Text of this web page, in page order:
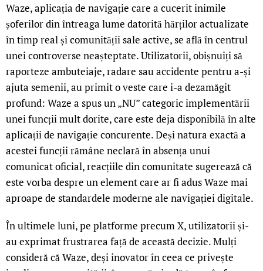
Waze, aplicația de navigație care a cucerit inimile
șoferilor din întreaga lume datorită hărților actualizate
în timp real și comunității sale active, se află în centrul
unei controverse neașteptate. Utilizatorii, obișnuiți să
raporteze ambuteiaje, radare sau accidente pentru a-și
ajuta semenii, au primit o veste care i-a dezamăgit
profund: Waze a spus un „NU” categoric implementării
unei funcții mult dorite, care este deja disponibilă în alte
aplicații de navigație concurente. Deși natura exactă a
acestei funcții rămâne neclară în absența unui
comunicat oficial, reacțiile din comunitate sugerează că
este vorba despre un element care ar fi adus Waze mai
aproape de standardele moderne ale navigației digitale.
În ultimele luni, pe platforme precum X, utilizatorii și-
au exprimat frustrarea față de această decizie. Mulți
consideră că Waze, deși inovator în ceea ce privește